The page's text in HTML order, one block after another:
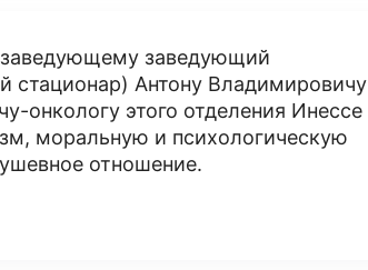
заведующий
стационар) Антону Владимировичу
онкологу этого отделения Инессе
моральную и психологическую
отношение.